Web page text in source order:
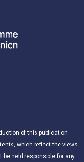
of this publication
which reflect the views
be held responsible for any